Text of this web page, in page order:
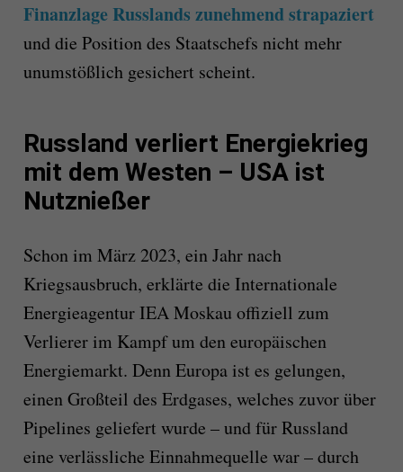
Finanzlage Russlands zunehmend strapaziert
und die Position des Staatschefs nicht mehr
unumstößlich gesichert scheint.
Russland verliert Energiekrieg
mit dem Westen – USA ist
Nutznießer
Schon im März 2023, ein Jahr nach
Kriegsausbruch, erklärte die Internationale
Energieagentur IEA Moskau offiziell zum
Verlierer im Kampf um den europäischen
Energiemarkt. Denn Europa ist es gelungen,
einen Großteil des Erdgases, welches zuvor über
Pipelines geliefert wurde – und für Russland
eine verlässliche Einnahmequelle war – durch